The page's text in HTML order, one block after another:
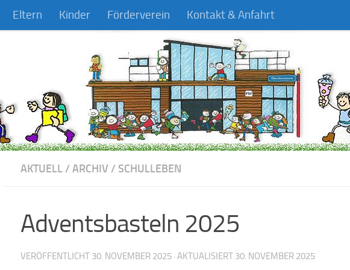
Eltern Kinder Förderverein Kontakt & Anfahrt
AKTUELL / ARCHIV / SCHULLEBEN
Adventsbasteln 2025
VERÖFFENTLICHT 30. NOVEMBER 2025 · AKTUALISIERT 30. NOVEMBER 2025